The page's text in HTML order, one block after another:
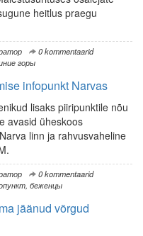
heitlus praegu
0 kommentaarid
горы
infopunkt Narvas
lisaks piiripunktile nõu
avasid üheskoos
linn ja rahvusvaheline
0 kommentaarid
, беженцы
jäänud võrgud